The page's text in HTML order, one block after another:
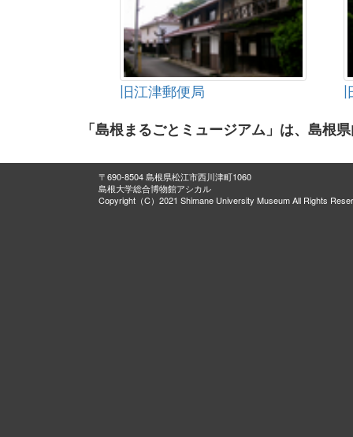
旧江津郵便局
「島根まるごとミュージアム」は、島根
〒690-8504 島根県松江市西川津町1060
島根大学総合博物館アシカル
Copyright（C）2021 Shimane University Museum All Rights